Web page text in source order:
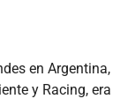
en Argentina,
y Racing, era